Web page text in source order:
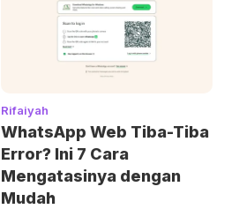
Rifaiyah
WhatsApp Web Tiba-Tiba
Error? Ini 7 Cara
Mengatasinya dengan
Mudah